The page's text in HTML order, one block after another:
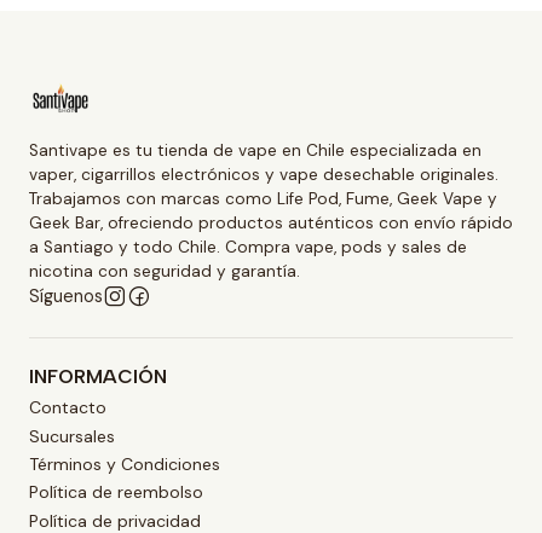
Santivape es tu tienda de vape en Chile especializada en
vaper, cigarrillos electrónicos y vape desechable originales.
Trabajamos con marcas como Life Pod, Fume, Geek Vape y
Geek Bar, ofreciendo productos auténticos con envío rápido
a Santiago y todo Chile. Compra vape, pods y sales de
nicotina con seguridad y garantía.
Síguenos
INFORMACIÓN
Contacto
Sucursales
Términos y Condiciones
Política de reembolso
Política de privacidad